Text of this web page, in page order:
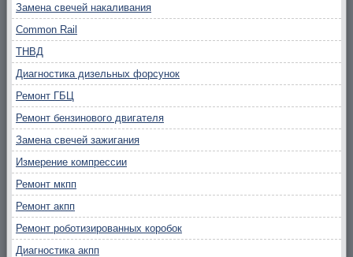
Замена свечей накаливания
Common Rail
ТНВД
Диагностика дизельных форсунок
Ремонт ГБЦ
Ремонт бензинового двигателя
Замена свечей зажигания
Измерение компрессии
Ремонт мкпп
Ремонт акпп
Ремонт роботизированных коробок
Диагностика акпп